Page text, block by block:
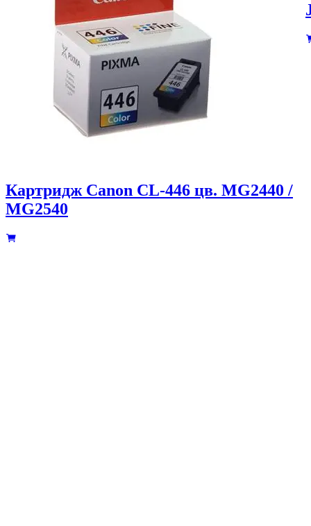
Картридж Canon CL-446 цв. MG2440 /
MG2540